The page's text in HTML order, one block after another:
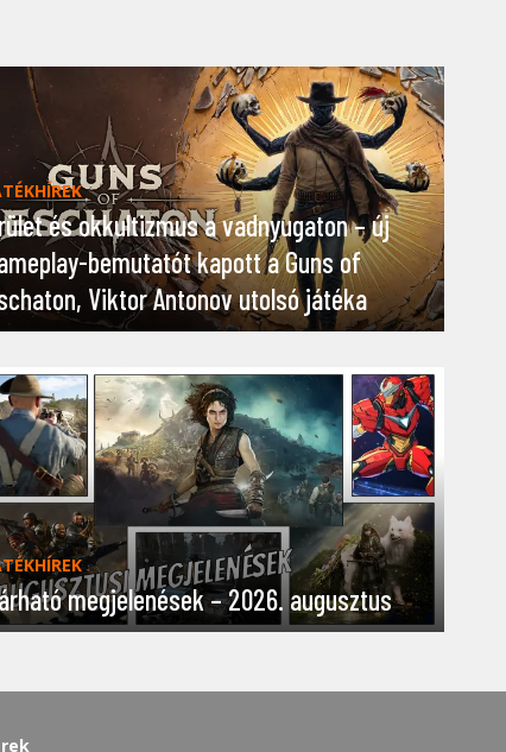
és okkultizmus a vadnyugaton – új
bemutatót kapott a Guns of
Viktor Antonov utolsó játéka
megjelenések – 2026. augusztus